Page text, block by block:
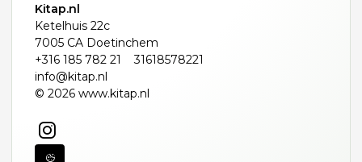
Kitap.nl
Ketelhuis 22c
7005 CA Doetinchem
+316 185 782 21
31618578221
info@kitap.nl
© 2026 www.kitap.nl